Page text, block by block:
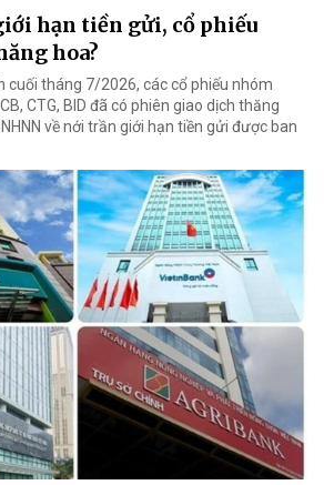
hạn tiền gửi, cổ phiếu
hoa?
cuối tháng 7/2026, các cổ phiếu nhóm
CTG, BID đã có phiên giao dịch thăng
về nới trần giới hạn tiền gửi được ban